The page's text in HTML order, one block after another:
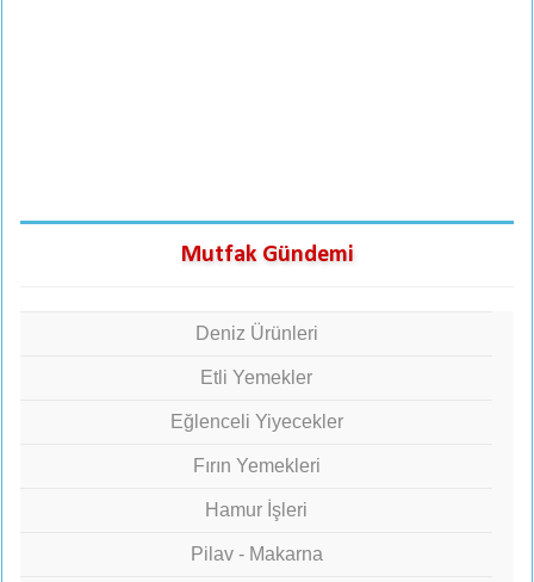
Mutfak Gündemi
Deniz Ürünleri
Etli Yemekler
Eğlenceli Yiyecekler
Fırın Yemekleri
Hamur İşleri
Pilav - Makarna